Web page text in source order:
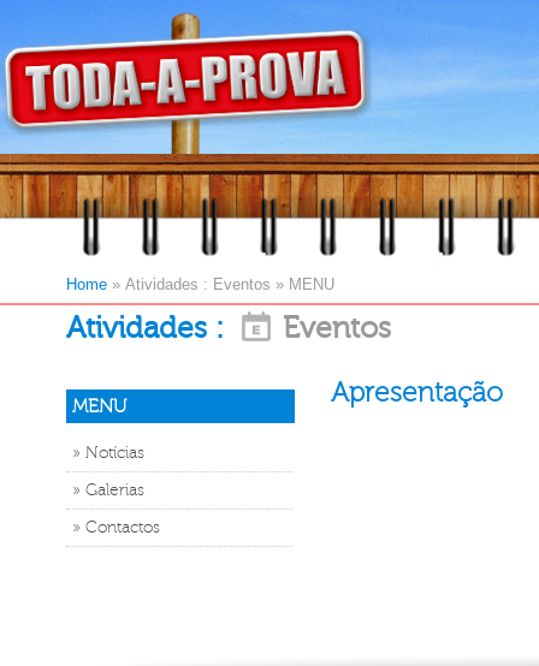
Home » Atividades : Eventos » MENU
Atividades : Eventos
MENU
» Notícias
» Galerias
» Contactos
Apresentação